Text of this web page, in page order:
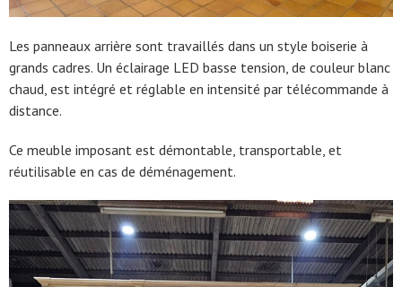
Les panneaux arrière sont travaillés dans un style boiserie à
grands cadres. Un éclairage LED basse tension, de couleur blanc
chaud, est intégré et réglable en intensité par télécommande à
distance.
Ce meuble imposant est démontable, transportable, et
réutilisable en cas de déménagement.